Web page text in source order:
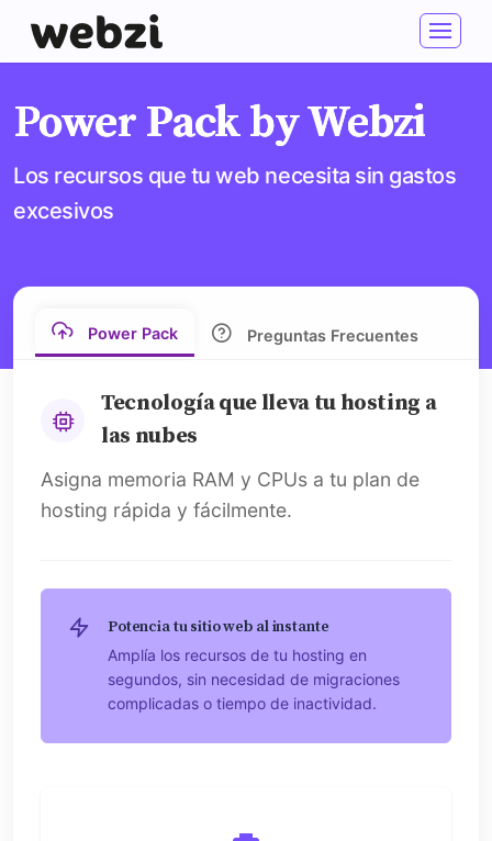
Power Pack by Webzi
Los recursos que tu web necesita sin gastos
excesivos
Power Pack Preguntas Frecuentes
Tecnología que lleva tu hosting a
las nubes
Asigna memoria RAM y CPUs a tu plan de
hosting rápida y fácilmente.
Potencia tu sitio web al instante
Amplía los recursos de tu hosting en
segundos, sin necesidad de migraciones
complicadas o tiempo de inactividad.